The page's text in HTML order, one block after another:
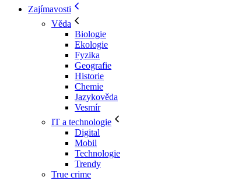
Zajímavosti
Věda
Biologie
Ekologie
Fyzika
Geografie
Historie
Chemie
Jazykověda
Vesmír
IT a technologie
Digital
Mobil
Technologie
Trendy
True crime